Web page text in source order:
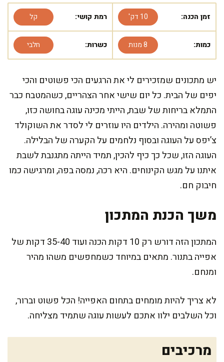
זמן הכנה: 10 דק' רמת קושי: קל
כמות: 8 מנות כשרות: חלבי
יש מתכונים שמזכירים לי את הרגעים הכי פשוטים והכי
יפים של הבית. כל יום שישי אחר הצהריים, כשהמטבח כבר
התמלא בריחות של שבת, הייתי מכינה עוגה בחושה כזו,
פשוטה ומהירה. הילדים היו עוזרים לי לסדר את השוקולד
צ’יפס על העוגה ובסוף נלחמים על הקערה של הבלילה.
העוגה הזו, שכל כך כיף להכין, תמיד הייתה מתגנבת לשבת
איתנו על מגש הקינוחים. היא רכה, נמסה בפה, ומרגישה כמו
חיבוק חם.
משך הכנת המתכון
המתכון הזה דורש רק 10 דקות הכנה ועוד 35-40 דקות של
אפייה בתנור. מתאים במיוחד כשמחפשים משהו מהיר
ומנחם.
לא צריך להיות מומחים בתחום האפייה! הכל פשוט וברור,
וכל השלבים ילוו אתכם לעשות עוגה שתמיד מצליחה.
מרכיבים